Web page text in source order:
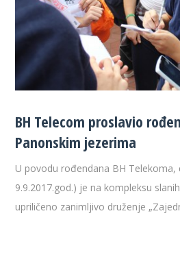
BH Telecom proslavio
Panonskim jezerima
U povodu rođendana BH Telekoma,
9.9.2017.god.) je na kompleksu
upriličeno zanimljivo druženje